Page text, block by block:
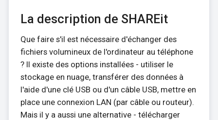
La description de SHAREit
Que faire s'il est nécessaire d'échanger des
fichiers volumineux de l'ordinateur au téléphone
? Il existe des options installées - utiliser le
stockage en nuage, transférer des données à
l'aide d'une clé USB ou d'un câble USB, mettre en
place une connexion LAN (par câble ou routeur).
Mais il y a aussi une alternative - télécharger